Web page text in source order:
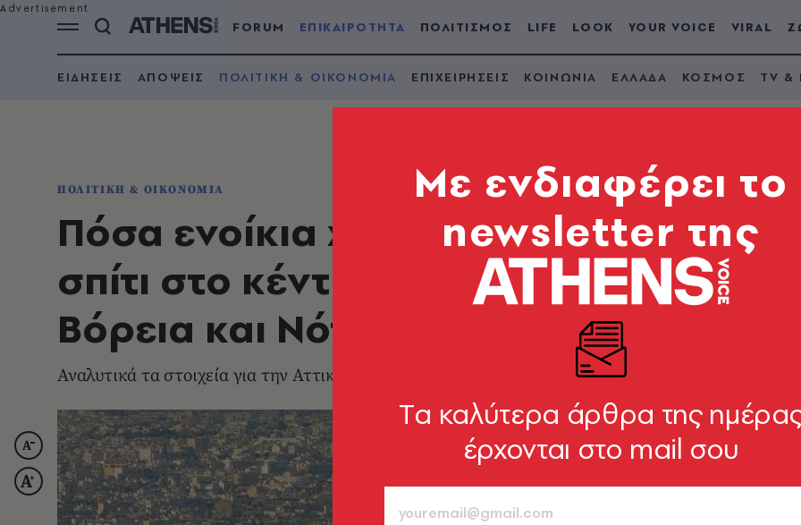
FORUM ΕΠΙΚΑΙΡΟΤΗΤΑ ΠΟΛΙΤΙΣΜΟΣ LIFE LOOK YOUR VOICE VIRAL
ΕΙΔΗΣΕΙΣ ΑΠΟΨΕΙΣ ΠΟΛΙΤΙΚΗ & ΟΙΚΟΝΟΜΙΑ ΕΠΙΧΕΙΡΗΣΕΙΣ ΚΟΙΝΩΝΙΑ ΕΛΛΑΔΑ ΚΟΣΜΟΣ TV &
ΠΟΛΙΤΙΚΗ & ΟΙΚΟΝΟΜΙΑ
Πόσα ενοίκια χρειάζονται για να
σπίτι στο κέντρο της Αθήνας, Πειραιά,
Βόρεια και Νότια προάστια
Αναλυτικά τα στοιχεία για την Αττική - Τι είναι το «Θερμόμετρο» ακινήτων
Mε ενδιαφέρει το
newsletter της
Tα καλύτερα άρθρα της
έρχονται στο mail σου